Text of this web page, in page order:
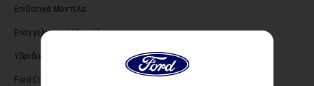
Επιβατικά Μοντέλα
Επαγγελματικά Μοντέλα
Υβριδικά και Ηλεκτρικά
Ford Compact SUVs